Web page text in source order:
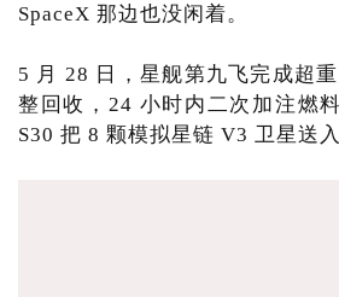
SpaceX 那边也没闲着。
5 月 28 日，星舰第九飞完成超
整回收，24 小时内二次加注燃
S30 把 8 颗模拟星链 V3 卫星送入